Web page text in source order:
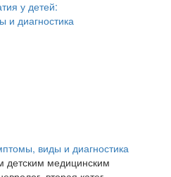
виды и диагностика
детским медицинским